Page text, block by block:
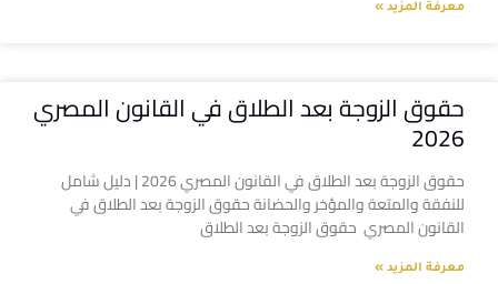
معرفة المزيد »
حقوق الزوجة بعد الطلاق في القانون المصري
2026
حقوق الزوجة بعد الطلاق في القانون المصري 2026 | دليل شامل
للنفقة والمتعة والمؤخر والحضانة حقوق الزوجة بعد الطلاق في
القانون المصري حقوق الزوجة بعد الطلاق
معرفة المزيد »